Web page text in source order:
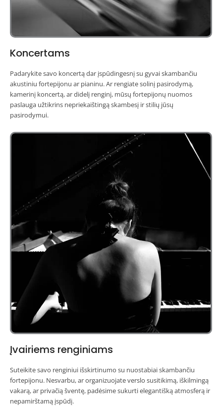
Koncertams
Padarykite savo koncertą dar įspūdingesnį su gyvai skambančiu
akustiniu fortepijonu ar pianinu. Ar rengiate solinį pasirodymą,
kamerinį koncertą, ar didelį renginį, mūsų fortepijonų nuomos
paslauga užtikrins nepriekaištingą skambesį ir stilių jūsų
pasirodymui.
Įvairiems renginiams
Suteikite savo renginiui išskirtinumo su nuostabiai skambančiu
fortepijonu. Nesvarbu, ar organizuojate verslo susitikimą, iškilmingą
vakarą, ar privačią šventę, padėsime sukurti elegantišką atmosferą ir
nepamirštamą įspūdį.